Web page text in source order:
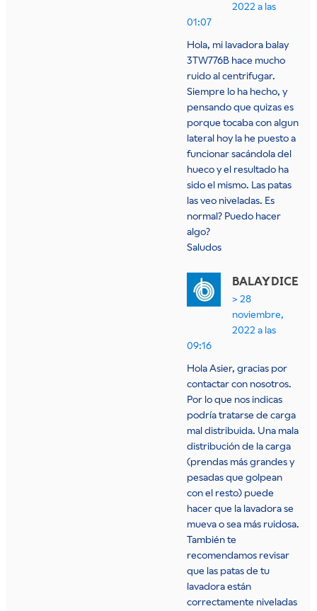
2022 a las
01:07
Hola, mi lavadora balay
3TW776B hace mucho
ruido al centrifugar.
Siempre lo ha hecho, y
pensando que quizas es
porque tocaba con algun
lateral hoy la he puesto a
funcionar sacándola del
hueco y el resultado ha
sido el mismo. Las patas
las veo niveladas. Es
normal? Puedo hacer
algo?
Saludos
BALAY DICE
28
noviembre,
2022 a las
09:16
Hola Asier, gracias por
contactar con nosotros.
Por lo que nos indicas
podría tratarse de carga
mal distribuida. Una mala
distribución de la carga
(prendas más grandes y
pesadas que golpean
con el resto) puede
hacer que la lavadora se
mueva o sea más ruidosa.
También te
recomendamos revisar
que las patas de tu
lavadora están
correctamente niveladas